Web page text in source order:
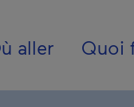
-
aller Quoi